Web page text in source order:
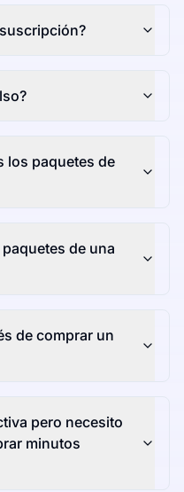
los paquetes de
de una
de comprar un
pero necesito
minutos